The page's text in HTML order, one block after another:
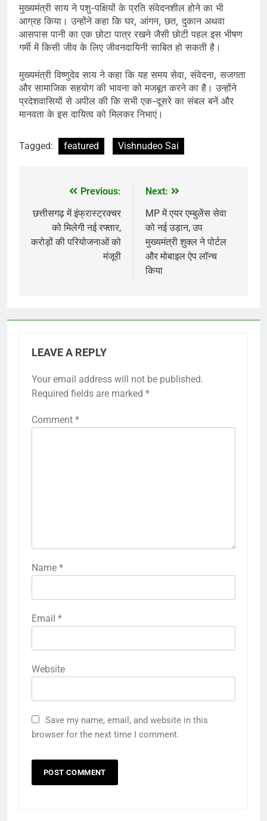
मुख्यमंत्री साय ने पशु-पक्षियों के प्रति संवेदनशील होने का भी
आग्रह किया। उन्होंने कहा कि घर, आंगन, छत, दुकान अथवा
आसपास पानी का एक छोटा पात्र रखने जैसी छोटी पहल इस भीषण
गर्मी में किसी जीव के लिए जीवनदायिनी साबित हो सकती है।
मुख्यमंत्री विष्णुदेव साय ने कहा कि यह समय सेवा, संवेदना, सजगता
और सामाजिक सहयोग की भावना को मजबूत करने का है। उन्होंने
प्रदेशवासियों से अपील की कि सभी एक-दूसरे का संबल बनें और
मानवता के इस दायित्व को मिलकर निभाएं।
Tagged: featured Vishnudeo Sai
navigation
Previous:
छत्तीसगढ़ में इंफ्रास्ट्रक्चर
को मिलेगी नई रफ्तार,
करोड़ों की परियोजनाओं को
मंजूरी
Next:
MP में एयर एम्बुलेंस सेवा
को नई उड़ान, उप
मुख्यमंत्री शुक्ल ने पोर्टल
और मोबाइल ऐप लॉन्च
किया
LEAVE A REPLY
Your email address will not be published.
Required fields are marked *
Comment *
Name *
Email *
Website
Save my name, email, and website in this
browser for the next time I comment.